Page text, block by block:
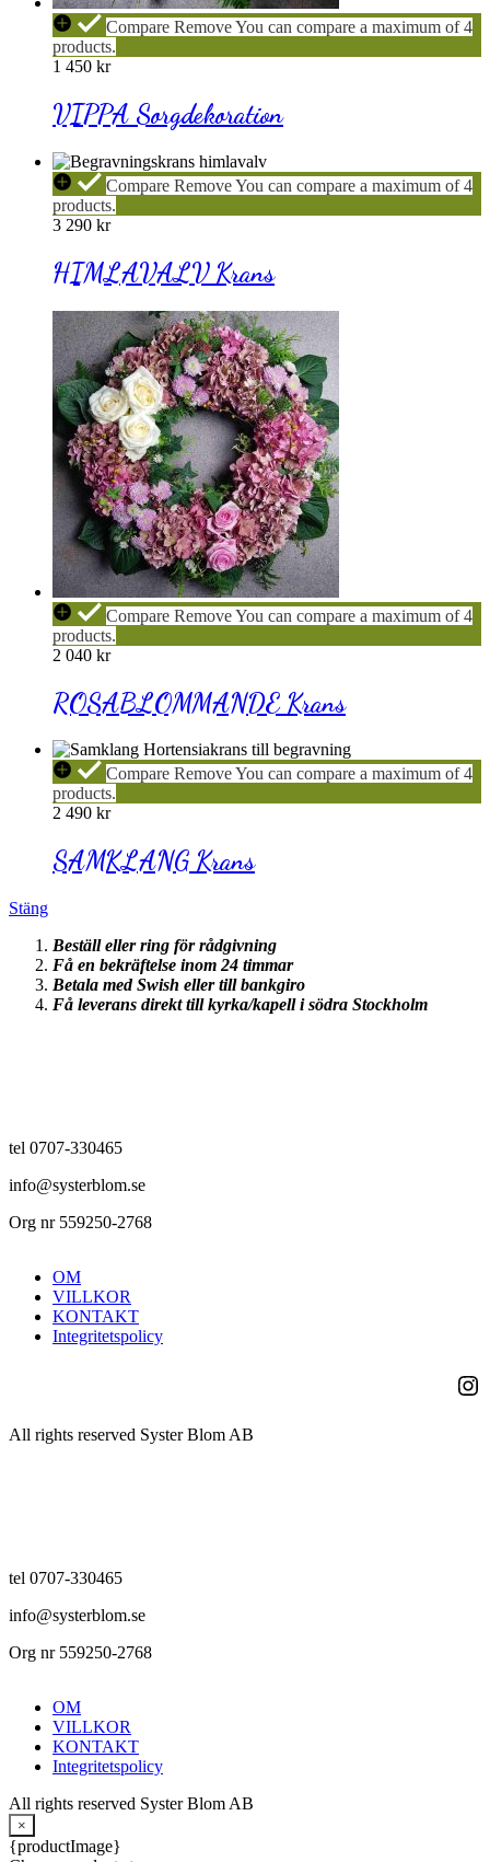
VIPPA
Sorgdekoration
CompareRemoveYou can compare a maximum of 4
products.
1 450 kr
VIPPA Sorgdekoration
HIMLAVALV
Krans
CompareRemoveYou can compare a maximum of 4
products.
3 290 kr
HIMLAVALV Krans
ROSABLOMMANDE
Krans
CompareRemoveYou can compare a maximum of 4
products.
2 040 kr
ROSABLOMMANDE Krans
SAMKLANG
Krans
CompareRemoveYou can compare a maximum of 4
products.
2 490 kr
SAMKLANG Krans
Stäng
Beställ eller ring för rådgivning
Få en bekräftelse inom 24 timmar
Betala med Swish eller till bankgiro
Få leverans direkt till kyrka/kapell i södra Stockholm
tel 0707-330465
info@systerblom.se
Org nr 559250-2768
OM
VILLKOR
KONTAKT
Integritetspolicy
All rights reserved Syster Blom AB
tel 0707-330465
info@systerblom.se
Org nr 559250-2768
OM
VILLKOR
KONTAKT
Integritetspolicy
All rights reserved Syster Blom AB
×
{productImage}